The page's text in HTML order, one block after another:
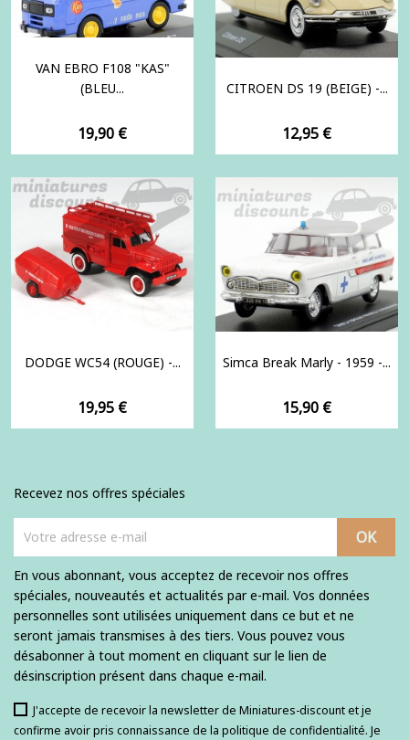
VAN EBRO F108 "KAS"
(BLEU...
Prix
19,90 €
CITROEN DS 19 (BEIGE) -...
Prix
12,95 €
DODGE WC54 (ROUGE) -...
Prix
19,95 €
Simca Break Marly - 1959 -...
Prix
15,90 €
Recevez nos offres spéciales
En vous abonnant, vous acceptez de recevoir nos offres
spéciales, nouveautés et actualités par e-mail. Vos données
personnelles sont utilisées uniquement dans ce but et ne
seront jamais transmises à des tiers. Vous pouvez vous
désabonner à tout moment en cliquant sur le lien de
désinscription présent dans chaque e-mail.
J'accepte de recevoir la newsletter de Miniatures-discount et je
confirme avoir pris connaissance de la politique de confidentialité. Je